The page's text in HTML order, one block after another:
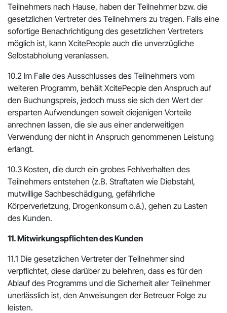
Teilnehmers nach Hause, haben der Teilnehmer bzw. die
gesetzlichen Vertreter des Teilnehmers zu tragen. Falls eine
sofortige Benachrichtigung des gesetzlichen Vertreters
möglich ist, kann XcitePeople auch die unverzügliche
Selbstabholung veranlassen.
10.2 Im Falle des Ausschlusses des Teilnehmers vom
weiteren Programm, behält XcitePeople den Anspruch auf
den Buchungspreis, jedoch muss sie sich den Wert der
ersparten Aufwendungen soweit diejenigen Vorteile
anrechnen lassen, die sie aus einer anderweitigen
Verwendung der nicht in Anspruch genommenen Leistung
erlangt.
10.3 Kosten, die durch ein grobes Fehlverhalten des
Teilnehmers entstehen (z.B. Straftaten wie Diebstahl,
mutwillige Sachbeschädigung, gefährliche
Körperverletzung, Drogenkonsum o.ä.), gehen zu Lasten
des Kunden.
11. Mitwirkungspflichten des Kunden
11.1 Die gesetzlichen Vertreter der Teilnehmer sind
verpflichtet, diese darüber zu belehren, dass es für den
Ablauf des Programms und die Sicherheit aller Teilnehmer
unerlässlich ist, den Anweisungen der Betreuer Folge zu
leisten.